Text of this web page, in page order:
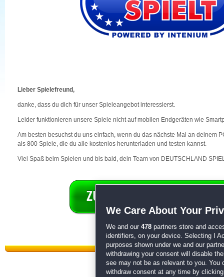
Lieber Spielefreund,
danke, dass du dich für unser Spieleangebot interessierst.
Leider funktionieren unsere Spiele nicht auf mobilen Endgeräten wie
Am besten besuchst du uns einfach, wenn du das nächste Mal an deinem
als 800 Spiele, die du alle kostenlos herunterladen und testen kannst.
Viel Spaß beim Spielen und bis bald, dein Team von DEUTSCHLAND
We Care About Your
We and our 478 partners store and
identifiers, on your device. Selecting I
purposes shown under we and our
withdrawing your consent will disable
see may not be as relevant to you. You
withdraw consent at any time by